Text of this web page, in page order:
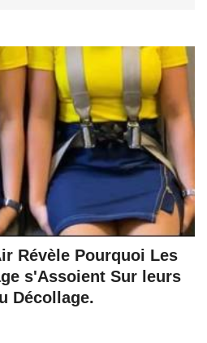
Révèle Pourquoi Les
s'Assoient Sur leurs
Décollage.